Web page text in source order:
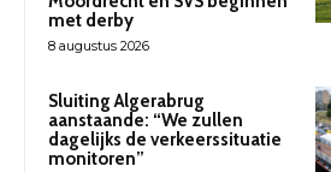
met derby
8 augustus 2026
Sluiting Algerabrug
aanstaande: “We zullen
dagelijks de verkeerssituatie
monitoren”